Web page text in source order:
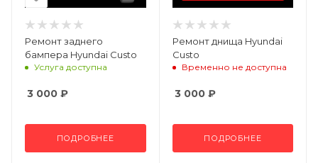
Ремонт заднего
бампера Hyundai Custo
Услуга доступна
3 000 ₽
ПОДРОБНЕЕ
Ремонт днища Hyundai
Custo
Временно не доступна
3 000₽
ПОДРОБНЕЕ